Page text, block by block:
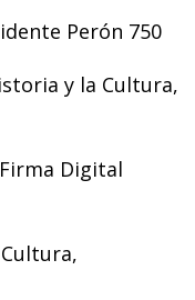
Perón 750
y la Cultura,
Digital